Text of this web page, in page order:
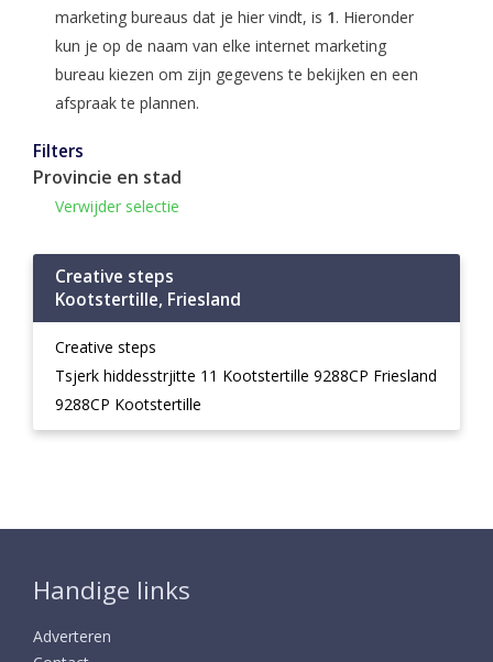
marketing bureaus dat je hier vindt, is 1. Hieronder
kun je op de naam van elke internet marketing
bureau kiezen om zijn gegevens te bekijken en een
afspraak te plannen.
Filters
Provincie en stad
Verwijder selectie
Creative steps
Kootstertille, Friesland
Creative steps
Tsjerk hiddesstrjitte 11 Kootstertille 9288CP Friesland
9288CP Kootstertille
Handige links
Adverteren